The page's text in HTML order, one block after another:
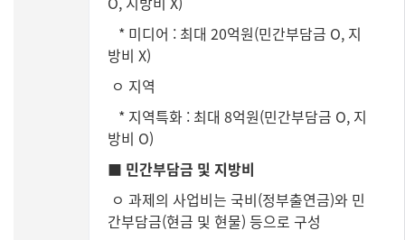
* 미디어 : 최대 20억원(민간부담금 O, 지
방비 X)
ㅇ 지역
* 지역특화 : 최대 8억원(민간부담금 O, 지
방비 O)
■ 민간부담금 및 지방비
ㅇ 과제의 사업비는 국비(정부출연금)와 민
간부담금(현금 및 현물) 등으로 구성